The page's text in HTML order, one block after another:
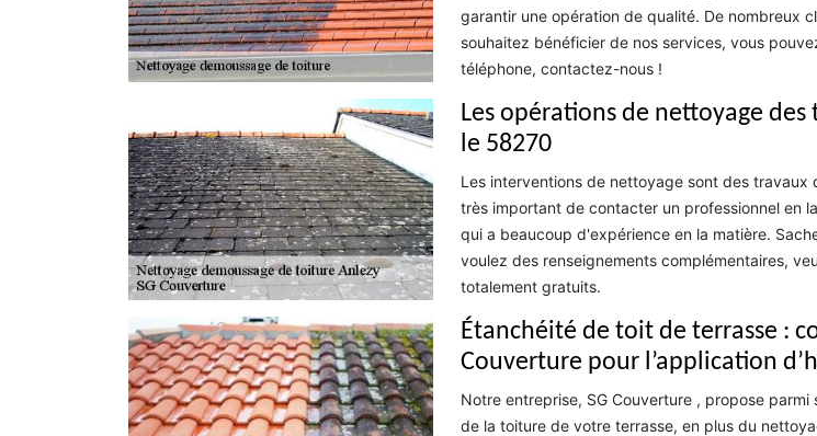
garantir une opération de qualité. De nombreux
souhaitez bénéficier de nos services, vous
téléphone, contactez-nous !
Les opérations de nettoyage
le 58270
Les interventions de nettoyage sont des travaux
très important de contacter un professionnel en
qui a beaucoup d'expérience en la matière.
voulez des renseignements complémentaires,
totalement gratuits.
Étanchéité de toit de terrasse :
Couverture pour l’application
Notre entreprise, SG Couverture , propose parmi
de la toiture de votre terrasse, en plus du